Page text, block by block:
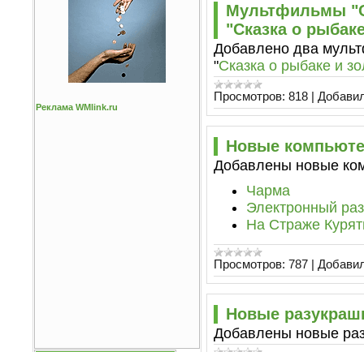
Реклама WMlink.ru
Мультфильмы
"Сказка о
Добавлено два
"Сказка о рыбаке и
Просмотров: 818 |
Новые
Добавлены новые
Чарма
Электронный
На Страже
Просмотров: 787 |
Новые
Добавлены новые